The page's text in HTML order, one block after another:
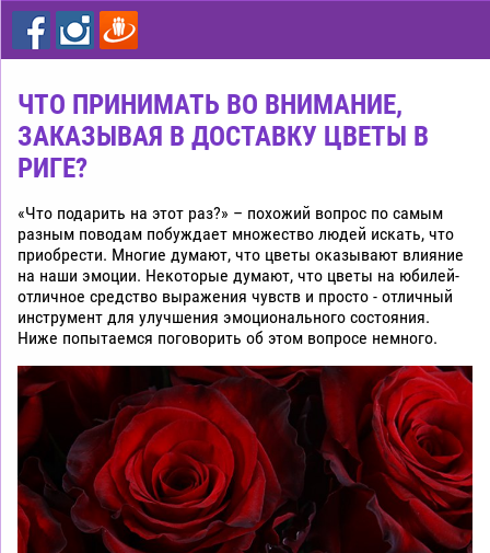
цветы
дешево
Рига
ЧТО ПРИНИМАТЬ ВО ВНИМАНИЕ,
ЗАКАЗЫВАЯ В ДОСТАВКУ ЦВЕТЫ В
РИГЕ?
«Что подарить на этот раз?» – похожий вопрос по самым
разным поводам побуждает множество людей искать, что
приобрести. Многие думают, что цветы оказывают влияние
на наши эмоции. Некоторые думают, что цветы на юбилей-
отличное средство выражения чувств и просто - отличный
инструмент для улучшения эмоционального состояния.
Ниже попытаемся поговорить об этом вопросе немного.